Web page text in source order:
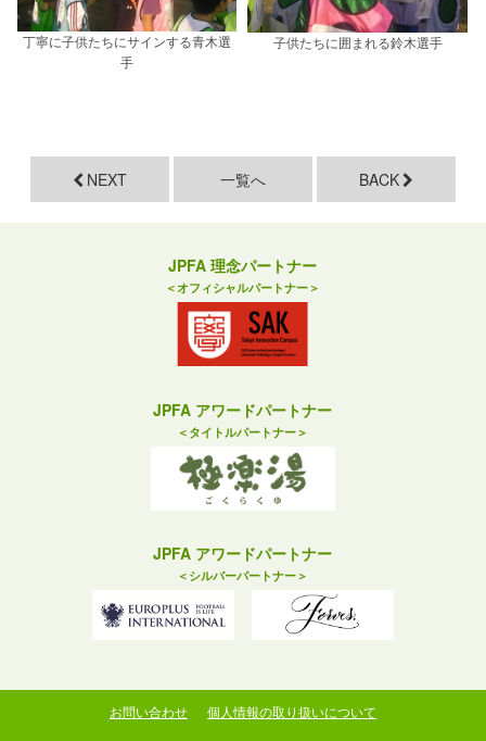
丁寧に子供たちにサインする青木選
手
子供たちに囲まれる鈴木選手
NEXT 一覧へ BACK
JPFA 理念パートナー
＜オフィシャルパートナー＞
JPFA アワードパートナー
＜タイトルパートナー＞
JPFA アワードパートナー
＜シルバーパートナー＞
お問い合わせ 個人情報の取り扱いについて